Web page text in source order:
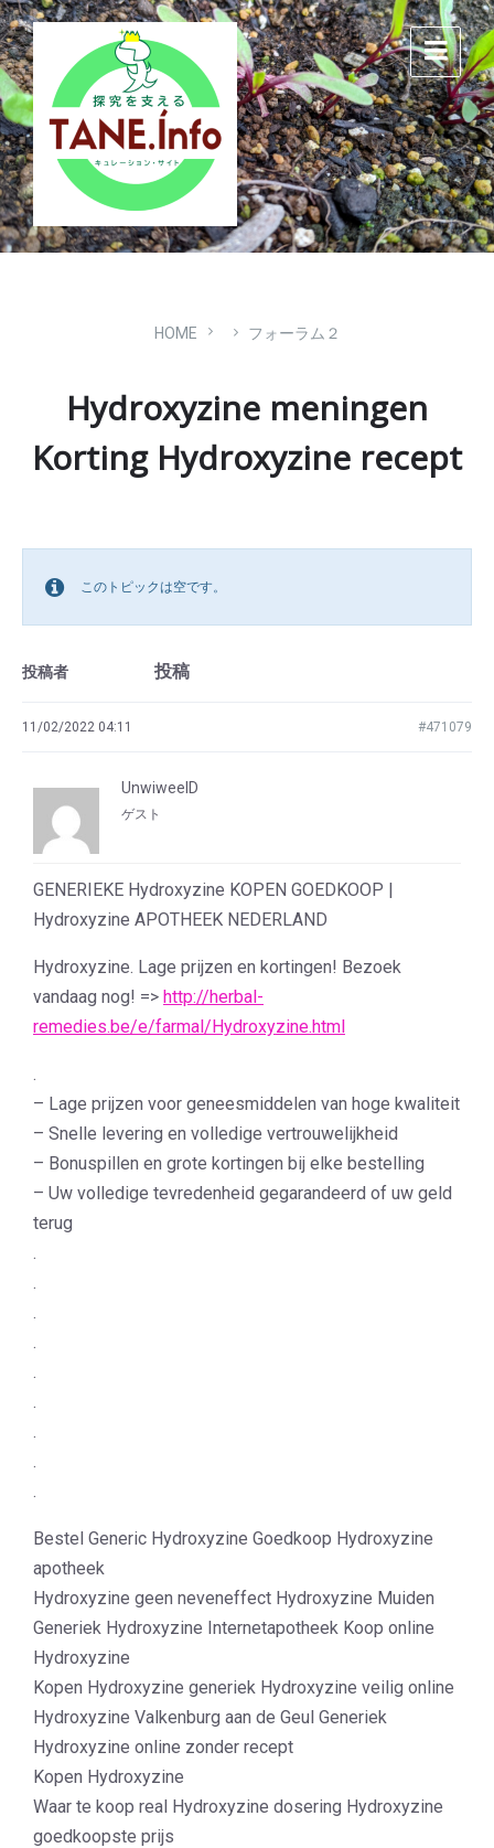
Skip
to
content
Skip
to
main
navigation
Skip
to
footer
HOME フォーラム２
Hydroxyzine meningen
Korting Hydroxyzine recept
このトピックは空です。
投稿者 投稿
11/02/2022 04:11 #471079
UnwiweelD
ゲスト
GENERIEKE Hydroxyzine KOPEN GOEDKOOP |
Hydroxyzine APOTHEEK NEDERLAND
Hydroxyzine. Lage prijzen en kortingen! Bezoek
vandaag nog! => http://herbal-
remedies.be/e/farmal/Hydroxyzine.html
.
– Lage prijzen voor geneesmiddelen van hoge kwaliteit
– Snelle levering en volledige vertrouwelijkheid
– Bonuspillen en grote kortingen bij elke bestelling
– Uw volledige tevredenheid gegarandeerd of uw geld
terug
.
.
.
.
.
.
.
.
.
Bestel Generic Hydroxyzine Goedkoop Hydroxyzine
apotheek
Hydroxyzine geen neveneffect Hydroxyzine Muiden
Generiek Hydroxyzine Internetapotheek Koop online
Hydroxyzine
Kopen Hydroxyzine generiek Hydroxyzine veilig online
Hydroxyzine Valkenburg aan de Geul Generiek
Hydroxyzine online zonder recept
Kopen Hydroxyzine
Waar te koop real Hydroxyzine dosering Hydroxyzine
goedkoopste prijs